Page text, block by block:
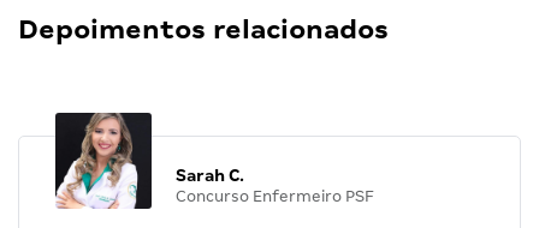
Depoimentos relacionados
Sarah C.
Concurso Enfermeiro PSF